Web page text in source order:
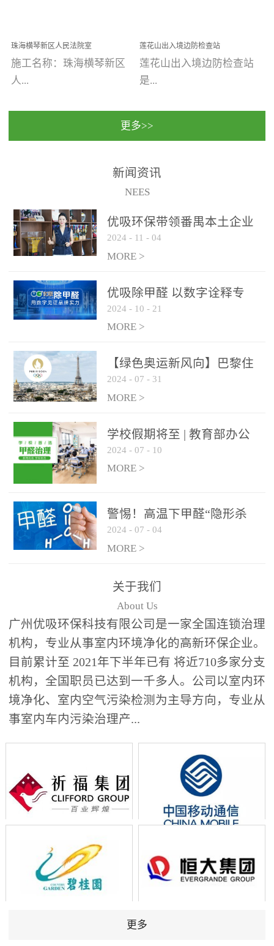
将会成为一棵参天大树！
优吸环保截止2020年拥有
全国600家网点分支机构。
珠海横琴新区人民法院室
内除甲醛空气治理项目
施工名称：珠海横琴新区
人...
民法院室内除甲醛空气治
保施工日期：2020年1月珠
莲花山出入境边防检查站
室内除甲醛空气治理项目
莲花山出入境边防检查站
是...
国家通过设在对外开放口
（及各出入境边防检查
更多>>
新闻资讯
NEES
优吸环保带领番禺本​土企业
勇敢破局向“新”
2024 - 11 - 04
MORE >
优吸除甲醛 以数字诠释专
业，尽显除醛品牌实力！
2024 - 10 - 21
MORE >
【绿色奥运新风向】巴黎住
宿风波：优吸环保共建健康
绿色家居
2024 - 07 - 31
MORE >
学校假期将至 | 教育部办公
厅关于加强学校新建校舍室
内空气质量管理通知
2024 - 07 - 10
MORE >
警惕！高温下甲醛“隐形杀
手”来袭，你的家安全吗？
2024 - 07 - 04
MORE >
关于我们
About Us
广州优吸环保科技有限公司是一家全国连锁治理
机构，专业从事室内环境净化的高新环保企业。
目前累计至 2021年下半年已有 将近710多家分支
机构，全国职员已达到一千多人。公司以室内环
境净化、室内空气污染检测为主导方向，专业从
事室内车内污染治理产...
更多